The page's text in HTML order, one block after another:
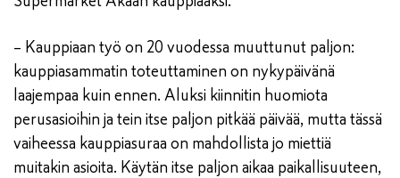
– Kauppiaan työ on 20 vuodessa muuttunut paljon:
kauppiasammatin toteuttaminen on nykypäivänä
laajempaa kuin ennen. Aluksi kiinnitin huomiota
perusasioihin ja tein itse paljon pitkää päivää, mutta tässä
vaiheessa kauppiasuraa on mahdollista jo miettiä
muitakin asioita. Käytän itse paljon aikaa paikallisuuteen,